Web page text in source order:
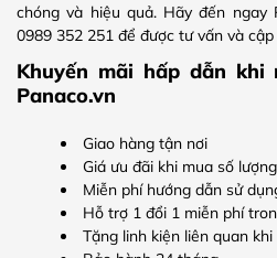
chóng và hiệu quả. Hãy đến ngay
0989 352 251 để được tư vấn và
Khuyến mãi hấp dẫn khi
Panaco.vn
Giao hàng tận nơi
Giá ưu đãi khi mua số
Miễn phí hướng dẫn sử
Hỗ trợ 1 đổi 1 miễn phí
Tặng linh kiện liên quan